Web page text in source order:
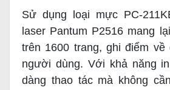
Sử dụng loại mực PC-
laser Pantum P2516 mang
trên 1600 trang, ghi điểm về
người dùng. Với khả năng
dàng thao tác mà không